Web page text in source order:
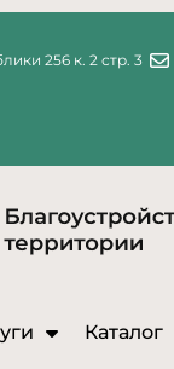
256 к. 2 стр. 3
Каталог